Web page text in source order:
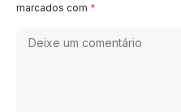
marcados com *